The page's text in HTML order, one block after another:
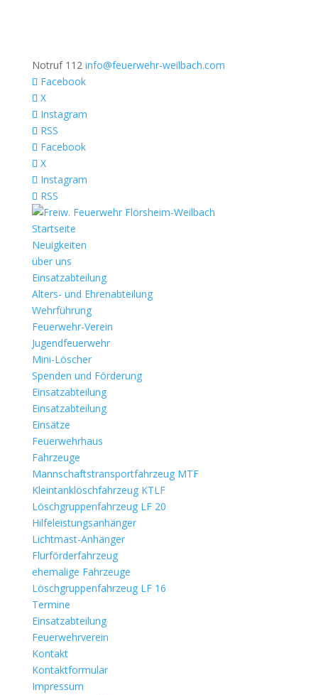
Notruf 112 info@feuerwehr-weilbach.com
Facebook
X
Instagram
RSS
Facebook
X
Instagram
RSS
Startseite
Neuigkeiten
über uns
Einsatzabteilung
Alters- und Ehrenabteilung
Wehrführung
Feuerwehr-Verein
Jugendfeuerwehr
Mini-Löscher
Spenden und Förderung
Einsatzabteilung
Einsatzabteilung
Einsätze
Feuerwehrhaus
Fahrzeuge
Mannschaftstransportfahrzeug MTF
Kleintanklöschfahrzeug KTLF
Löschgruppenfahrzeug LF 20
Hilfeleistungsanhänger
Lichtmast-Anhänger
Flurförderfahrzeug
ehemalige Fahrzeuge
Löschgruppenfahrzeug LF 16
Termine
Einsatzabteilung
Feuerwehrverein
Kontakt
Kontaktformular
Impressum